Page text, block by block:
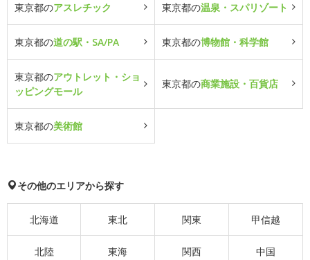
東京都のアスレチック 東京都の温泉・スパリゾート
東京都の道の駅・SA/PA 東京都の博物館・科学館
東京都のアウトレット・ショ
ッピングモール
東京都の商業施設・百貨店
東京都の美術館
その他のエリアから探す
北海道 東北 関東 甲信越
北陸 東海 関西 中国